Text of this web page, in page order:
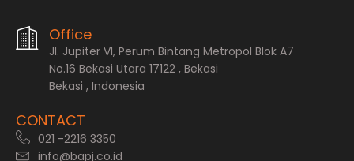
Office
Jl. Jupiter VI, Perum Bintang Metropol Blok A7
No.16 Bekasi Utara 17122 , Bekasi
Bekasi , Indonesia
CONTACT
021 -2216 3350
info@bapj.co.id